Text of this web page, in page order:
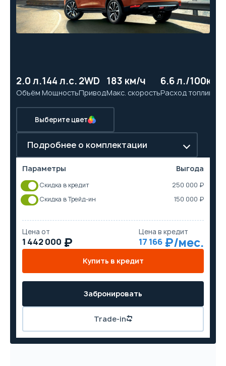
2.0 л.
Объём
144 л.с.
Мощность
2WD
Привод
183 км/ч
Макс. скорость
6.6 л./100км
Расход топлива
Выберите цвет
Подробнее о комплектации
Параметры Выгода
Скидка в кредит
250 000 ₽
Скидка в Трейд-ин
150 000 ₽
Цена от
1 442 000
Цена в кредит
17 166
Купить в кредит
Trade-in
Забронировать